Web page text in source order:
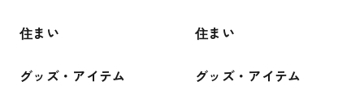
住まい
グッズ・アイテム
住まい
グッズ・アイテム